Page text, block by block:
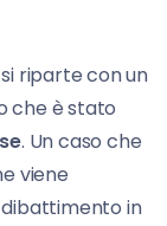
riparte con un
che è stato
. Un caso che
viene
in